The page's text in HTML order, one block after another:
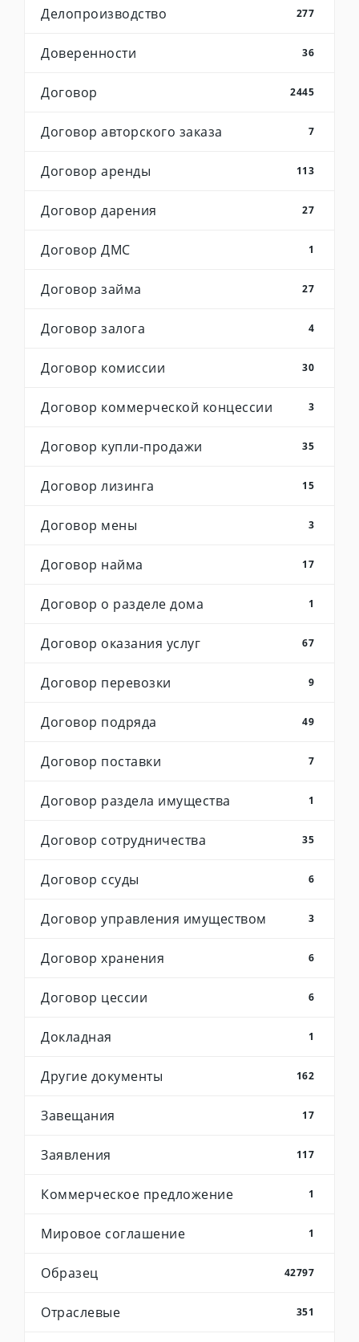
Делопроизводство 277
Доверенности 36
Договор 2445
Договор авторского заказа 7
Договор аренды 113
Договор дарения 27
Договор ДМС 1
Договор займа 27
Договор залога 4
Договор комиссии 30
Договор коммерческой концессии 3
Договор купли-продажи 35
Договор лизинга 15
Договор мены 3
Договор найма 17
Договор о разделе дома 1
Договор оказания услуг 67
Договор перевозки 9
Договор подряда 49
Договор поставки 7
Договор раздела имущества 1
Договор сотрудничества 35
Договор ссуды 6
Договор управления имуществом 3
Договор хранения 6
Договор цессии 6
Докладная 1
Другие документы 162
Завещания 17
Заявления 117
Коммерческое предложение 1
Мировое соглашение 1
Образец 42797
Отраслевые 351